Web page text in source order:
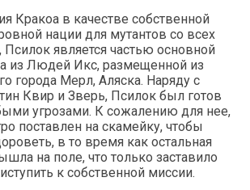
Кракоа в качестве собственной
нации для мутантов со всех
является частью основной
из Людей Икс, размещенной из
города Мерл, Аляска. Наряду с
Квир и Зверь, Псилок был готов
угрозами. К сожалению для нее,
поставлен на скамейку, чтобы
в то время как остальная
на поле, что только заставило
к собственной миссии.